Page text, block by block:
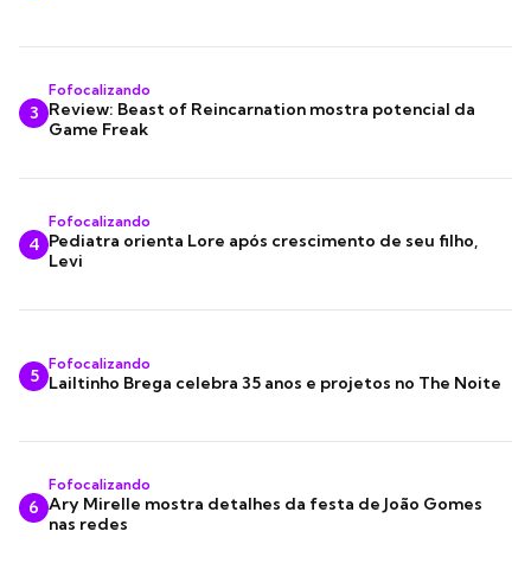
3
Fofocalizando
Review: Beast of Reincarnation mostra potencial da
Game Freak
4
Fofocalizando
Pediatra orienta Lore após crescimento de seu filho,
Levi
5
Fofocalizando
Lailtinho Brega celebra 35 anos e projetos no The Noite
6
Fofocalizando
Ary Mirelle mostra detalhes da festa de João Gomes
nas redes